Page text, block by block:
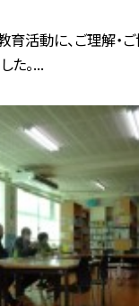
育活動に、ご理解・
た。...